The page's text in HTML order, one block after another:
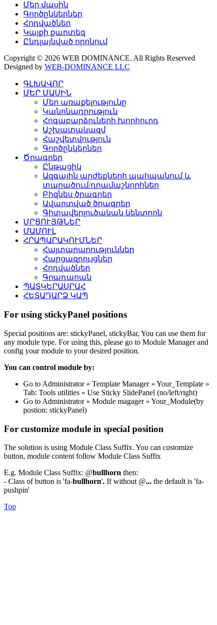
Մեր մասին
Գործընկերներ
Հոդվածներ
Կայքի քարտեզ
Ընդլայնված որոնում
Copyright © 2026 WEB DOMINANCE. All Rights Reserved
Designed by WEB-DOMINANCE LLC
ԳԼԽԱՎՈՐ
ՄԵՐ ՄԱՍԻՆ
Մեր առաքելությունը
Կանոնադրություն
Հոգաբարձուների խորհուրդ
Աշխատակազմ
Հաշվետվություն
Գործընկերներ
Ծրագրեր
Ընթացիկ
Ազգային արժեքների պահպանում և
տարածում/դրամաշնորհներ
Բիզնես ծրագրեր
Ավարտված ծրագրեր
Գիտավերլուծական կենտրոն
ՄՐՑՈՒՅԹՆԵՐ
ՄԱՄՈՒԼ
ՀՐԱՊԱՐԱԿՈՒՄՆԵՐ
Հայտարարություններ
Հարցազրույցներ
Հոդվածներ
Գրադարան
ՊԱՏԿԵՐԱՍՐԱՀ
ՀԵՏԱԴԱՐՁ ԿԱՊ
For using stickyPanel positions
Special positions are: stickyPanel, stickyBar, You can use them for
any module type. For using this, please go to Module Manager and
config your module to your desired position.
You can control module by:
Go to Administrator » Template Manager » Your_Template »
Tab: Tools utilities » Use Sticky SlidePanel (no/left/right)
Go to Administrator » Module magager » Your_Module(by
postion: stickyPanel)
For customize module in special position
The solution is using Module Class Suffix. You can customize
button, module content follow Module Class Suffix
E.g. Module Class Suffix: @bullhorn then:
- Class of button is 'fa-bullhorn'. If without @... the default is 'fa-
pushpin'
Top